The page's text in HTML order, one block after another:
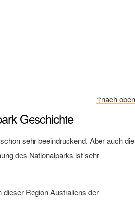
↑nach oben
Geschichte
sehr beeindruckend. Aber auch die
des Nationalparks ist sehr
dieser Region Australiens der